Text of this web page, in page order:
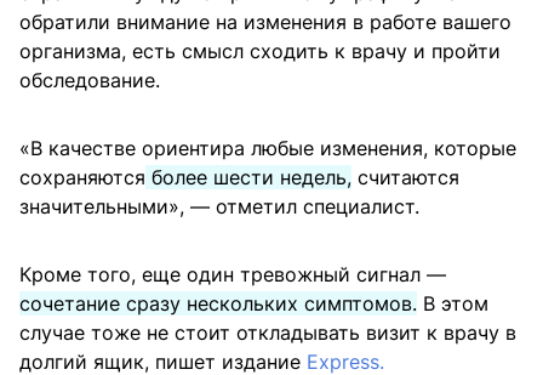
обратили внимание на изменения в работе вашего
организма, есть смысл сходить к врачу и пройти
обследование.
«В качестве ориентира любые изменения, которые
сохраняются более шести недель, считаются
значительными», — отметил специалист.
Кроме того, еще один тревожный сигнал —
сочетание сразу нескольких симптомов. В этом
случае тоже не стоит откладывать визит к врачу в
долгий ящик, пишет издание Express.